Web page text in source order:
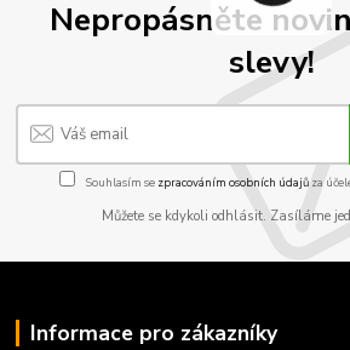
Nepropásněte
slevy!
Souhlasím se zpracováním osobních údajůza
Můžete se kdykoli odhlásit. Zasíláme
Informace pro zákazníky